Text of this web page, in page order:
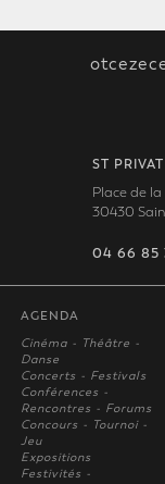
ST
Place de la
30430
04 66 85
AGENDA
Cinéma - Théâtre -
Danse
Concerts - Festivals
Conférences -
Rencontres - Forums
Concours - Tournoi -
Jeu
Expositions
Festivités -